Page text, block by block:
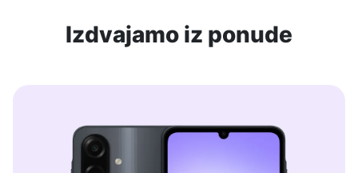
Izdvajamo iz ponude